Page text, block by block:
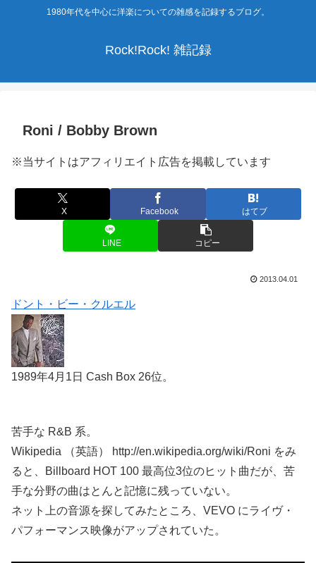
1980年代を中心に洋楽についての雑感を記録するブログ。
Rock!Rock! 雑記録
Roni / Bobby Brown
※当サイトはアフィリエイト広告を掲載しています
X Facebook はてブ
LINE コピー
2013.04.01
ドント・ビー・クルエル
1989年4月1日 Cash Box 26位。
苦手な R&B 系。
Wikipedia （英語） http://en.wikipedia.org/wiki/Roni をみ
ると、Billboard HOT 100 最高位3位のヒット曲だが、苦
手な分野の曲はとんと記憶に残っていない。
ネット上の音源を探してみたところ、VEVO にライヴ・
パフォーマンス映像がアップされていた。